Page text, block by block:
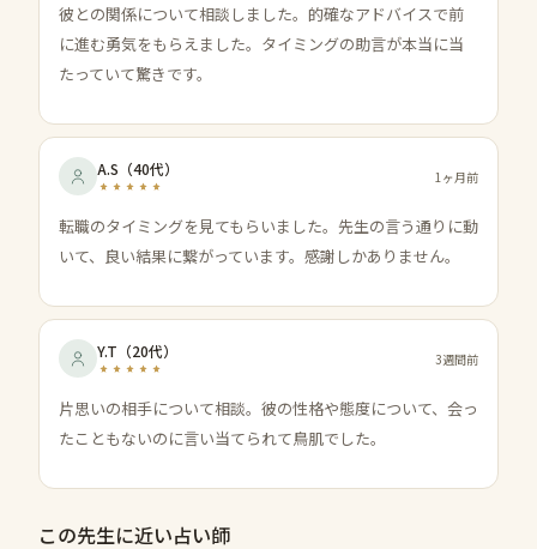
彼との関係について相談しました。的確なアドバイスで前
に進む勇気をもらえました。タイミングの助言が本当に当
たっていて驚きです。
A.S （40代） 1ヶ月前
転職のタイミングを見てもらいました。先生の言う通りに動
いて、良い結果に繋がっています。感謝しかありません。
Y.T （20代） 3週間前
片思いの相手について相談。彼の性格や態度について、会っ
たこともないのに言い当てられて鳥肌でした。
この先生に近い占い師